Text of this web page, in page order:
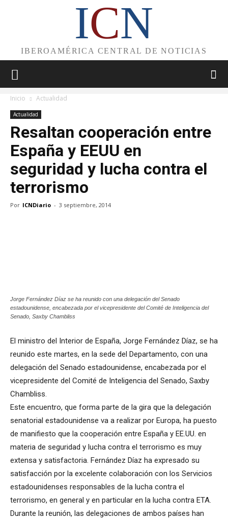
ICN
IBEROAMÉRICA CENTRAL DE NOTICIAS
Inicio Actualidad
Actualidad
Resaltan cooperación entre
España y EEUU en
seguridad y lucha contra el
terrorismo
Por ICNDiario - 3 septiembre, 2014
Jorge Fernández Díaz se ha reunido con una delegación del Senado
estadounidense, encabezada por el vicepresidente del Comité de Inteligencia del
Senado, Saxby Chambliss
El ministro del Interior de España, Jorge Fernández Díaz, se ha
reunido este martes, en la sede del Departamento, con una
delegación del Senado estadounidense, encabezada por el
vicepresidente del Comité de Inteligencia del Senado, Saxby
Chambliss.
Este encuentro, que forma parte de la gira que la delegación
senatorial estadounidense va a realizar por Europa, ha puesto
de manifiesto que la cooperación entre España y EE.UU. en
materia de seguridad y lucha contra el terrorismo es muy
extensa y satisfactoria. Fernández Díaz ha expresado su
satisfacción por la excelente colaboración con los Servicios
estadounidenses responsables de la lucha contra el
terrorismo, en general y en particular en la lucha contra ETA.
Durante la reunión, las delegaciones de ambos países han